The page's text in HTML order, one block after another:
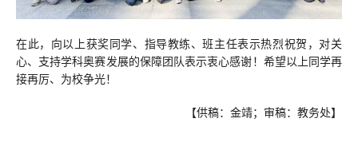
在此，向以上获奖同学、指导教练、班主任表示热烈祝贺，对关
心、支持学科奥赛发展的保障团队表示衷心感谢！希望以上同学再
接再厉、为校争光！
【供稿：金靖；审稿：教务处】